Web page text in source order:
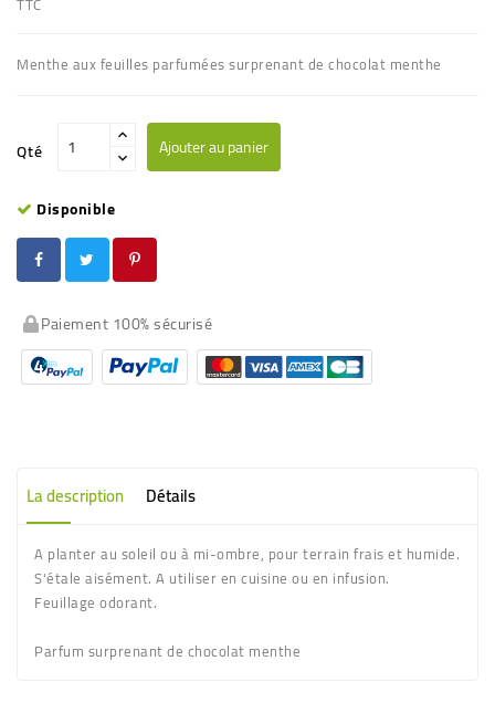
Menthe aux feuilles parfumées surprenant de chocolat menthe
Qté Ajouter au panier
Disponible
Paiement 100% sécurisé
La description Détails
A planter au soleil ou à mi-ombre, pour terrain frais et humide.
S'étale aisément. A utiliser en cuisine ou en infusion.
Feuillage odorant.
Parfum surprenant de chocolat menthe